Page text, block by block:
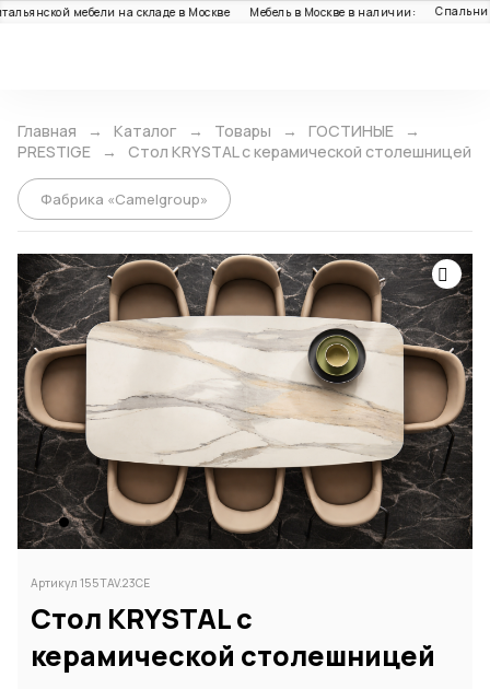
мебели на складе в Москве Мебель в Москве в наличии: Спальни:
Главная Каталог Товары
ГОСТИНЫЕ
PRESTIGE
Стол KRYSTAL с керамической столешницей
Фабрика «Camelgroup»
Артикул 155TAV.23CE
Стол KRYSTAL с
керамической столешницей